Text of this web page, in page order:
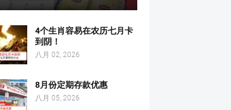
4个生肖容易在农历七月卡
到阴！
八月 02, 2026
8月份定期存款优惠
八月 05, 2026